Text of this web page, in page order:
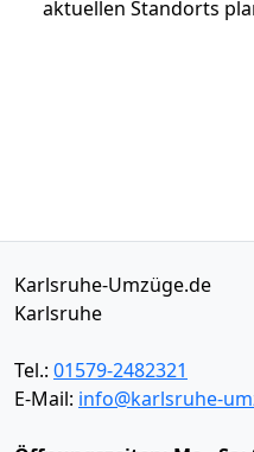
aktuellen Standorts
Karlsruhe-Umzüge.de
Karlsruhe
Tel.: 01579-2482321
E-Mail: info@karlsruhe-